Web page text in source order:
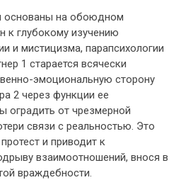
основаны на обоюдном
к глубокому изучению
и мистицизма, парапсихологии
1 старается всячески
эмоциональную сторону
2 через функции ее
оградить от чрезмерной
связи с реальностью. Это
и приводит к
взаимоотношений, внося в
враждебности.